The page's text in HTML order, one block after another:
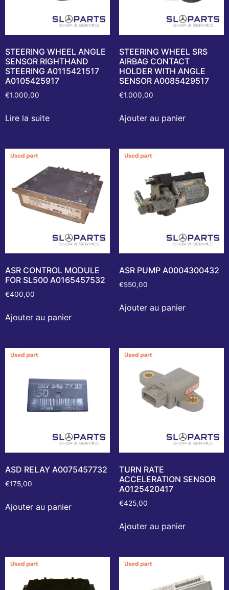
STEERING WHEEL ANGLE
SENSOR RIGHTHAND
STEERING A0115421517
A0105425917
€1.000,00
Lire la suite
STEERING WHEEL SRS
AIRBAG CONTACT
HOLDER WITH ANGLE
SENSOR A0085429517
€1.000,00
Ajouter au panier
ASR CONTROL MODULE
FOR SL500 A0165457532
€400,00
Ajouter au panier
ASR PUMP A0004300432
€550,00
Ajouter au panier
ASD RELAY A0075457732
€175,00
Ajouter au panier
TURN RATE
ACCELERATION SENSOR
A0125420417
€425,00
Ajouter au panier